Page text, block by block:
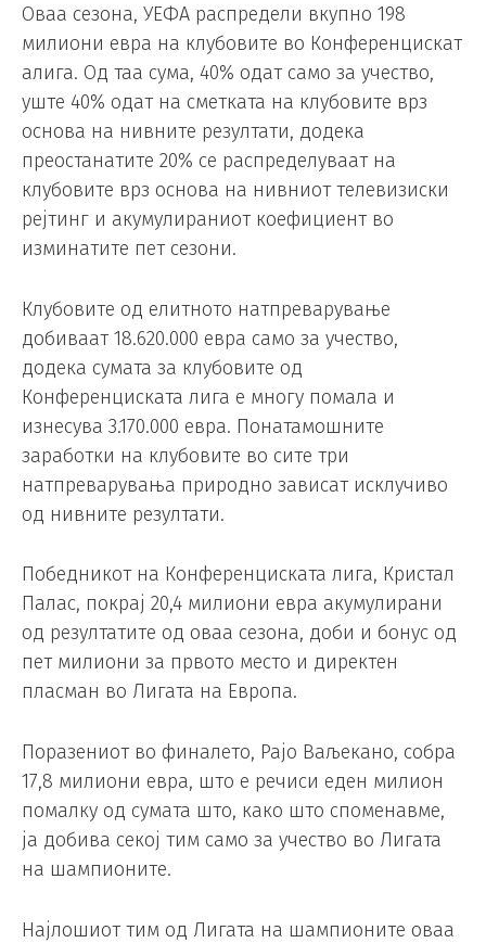
Оваа сезона, УЕФА распредели вкупно 198
милиони евра на клубовите во Конференцискат
алига. Од таа сума, 40% одат само за учество,
уште 40% одат на сметката на клубовите врз
основа на нивните резултати, додека
преостанатите 20% се распределуваат на
клубовите врз основа на нивниот телевизиски
рејтинг и акумулираниот коефициент во
изминатите пет сезони.
Клубовите од елитното натпреварување
добиваат 18.620.000 евра само за учество,
додека сумата за клубовите од
Конференциската лига е многу помала и
изнесува 3.170.000 евра. Понатамошните
заработки на клубовите во сите три
натпреварувања природно зависат исклучиво
од нивните резултати.
Победникот на Конференциската лига, Кристал
Палас, покрај 20,4 милиони евра акумулирани
од резултатите од оваа сезона, доби и бонус од
пет милиони за првото место и директен
пласман во Лигата на Европа.
Поразениот во финалето, Рајо Ваљекано, собра
17,8 милиони евра, што е речиси еден милион
помалку од сумата што, како што споменавме,
ја добива секој тим само за учество во Лигата
на шампионите.
Најлошиот тим од Лигата на шампионите оваа